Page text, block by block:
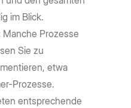
im Blick.
Manche Prozesse
Sie zu
etwa
Prozesse.
entsprechende